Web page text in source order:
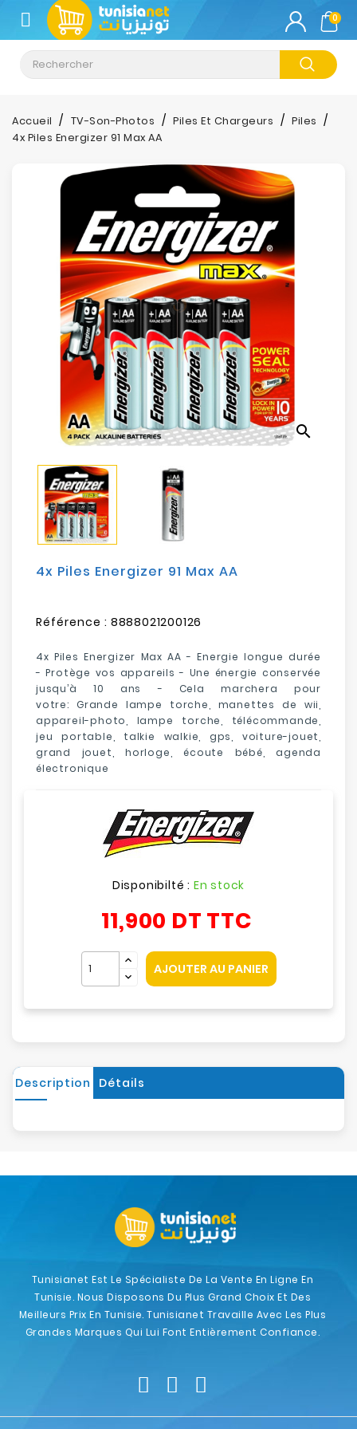
CATÉGORIE
Climatisation
Informatique
Tablette
Stockage
Photos
Electroménager
Bureautique
Sécurité
Mobilités
0
Accueil TV-Son-Photos Piles Et Chargeurs
Piles
4x Piles Energizer 91 Max AA
search
4x Piles Energizer 91 Max AA
Référence : 8888021200126
4x Piles Energizer Max AA - Energie longue durée
-Protège vos appareils - Une énergie conservée
jusqu’à 10 ans
- Cela marchera pour
votre: Grande lampe torche, manettes de wii,
appareil-photo, lampe torche, télécommande,
jeu portable, talkie walkie, gps, voiture-jouet,
grand jouet, horloge, écoute bébé, agenda
électronique
Disponibilté : En stock
11,900 DT TTC
AJOUTER AU PANIER
Description Détails
Tunisianet Est Le Spécialiste De La Vente En Ligne En
Tunisie. Nous Disposons Du Plus Grand Choix Et Des
Meilleurs Prix En Tunisie. Tunisianet Travaille Avec Les Plus
Grandes Marques Qui Lui Font Entièrement Confiance.